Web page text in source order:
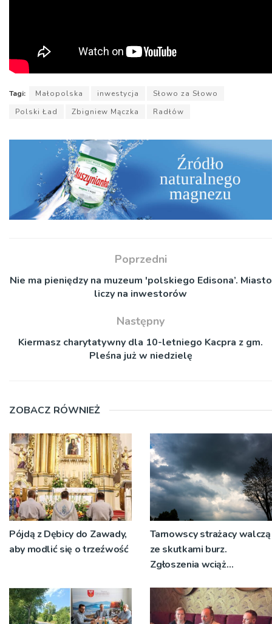
Tagi: Małopolska inwestycja
Słowo za Słowo
Polski Ład
Zbigniew Mączka Radłów
Poprzedni
Nie ma pieniędzy na muzeum 'polskiego Edisona’. Miasto
liczy na inwestorów
Następny
Kiermasz charytatywny dla 10-letniego Kacpra z gm.
Pleśna już w niedzielę
ZOBACZ RÓWNIEŻ
Pójdą z Dębicy do Zawady,
aby modlić się o trzeźwość
Tarnowscy strażacy walczą
ze skutkami burz.
Zgłoszenia wciąż